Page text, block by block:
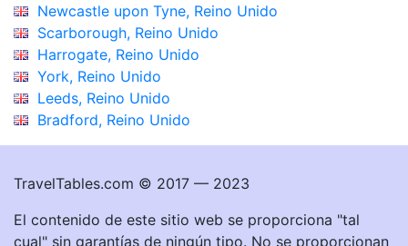
Newcastle upon Tyne, Reino Unido
Scarborough, Reino Unido
Harrogate, Reino Unido
York, Reino Unido
Leeds, Reino Unido
Bradford, Reino Unido
TravelTables.com © 2017 — 2023
El contenido de este sitio web se proporciona "tal
cual" sin garantías de ningún tipo. No se proporcionan